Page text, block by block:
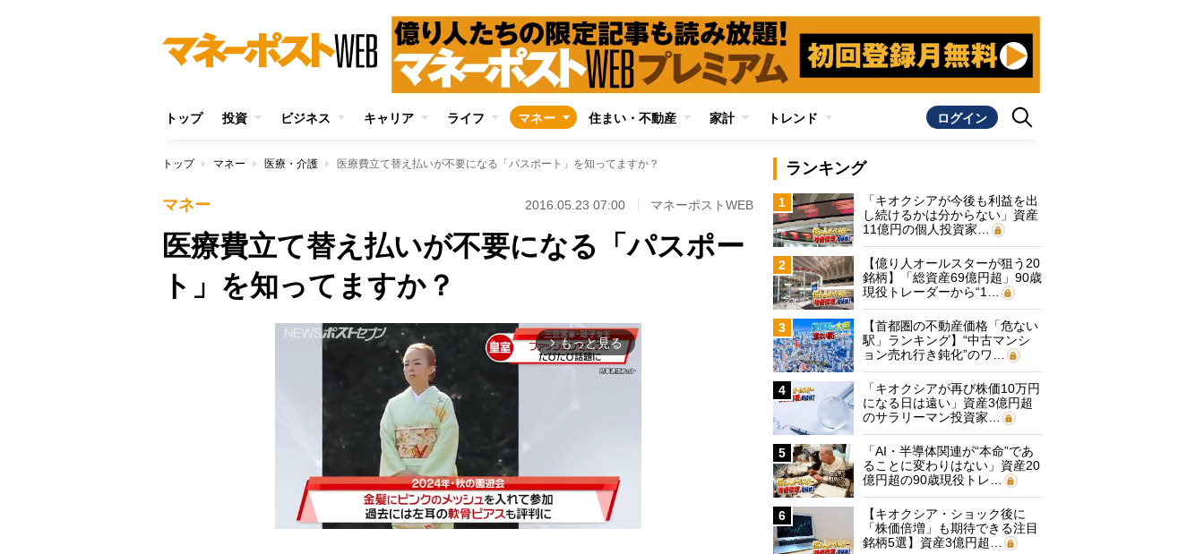
トップ 投資 ビジネス キャリア ライフ マネー 住まい・不動産 家計 トレンド ログイン
トップ マネー 医療・介護 医療費立て替え払いが不要になる「パスポート」を知ってますか？
マネー 2016.05.23 07:00 マネーポストWEB
医療費立て替え払いが不要になる「パスポー
ト」を知ってますか？
arrow_forward_ios もっと見る
ランキング
1
「キオクシアが今後も利益を出
し続けるかは分からない」資産
11億円の個人投資家…
2
【億り人オールスターが狙う20
銘柄】「総資産69億円超」90歳
現役トレーダーから“1…
3
【首都圏の不動産価格「危ない
駅」ランキング】“中古マンシ
ョン売れ行き鈍化”のワ…
4
「キオクシアが再び株価10万円
になる日は遠い」資産3億円超
のサラリーマン投資家…
5
「AI・半導体関連が“本命”であ
ることに変わりはない」資産20
億円超の90歳現役トレ…
6
【キオクシア・ショック後に
「株価倍増」も期待できる注目
銘柄5選】資産3億円超…